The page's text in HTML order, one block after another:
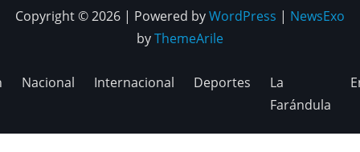
Copyright © 2026 | Powered byWordPress | NewsExo
byThemeArile
Nacional Internacional Deportes
La
Farándula